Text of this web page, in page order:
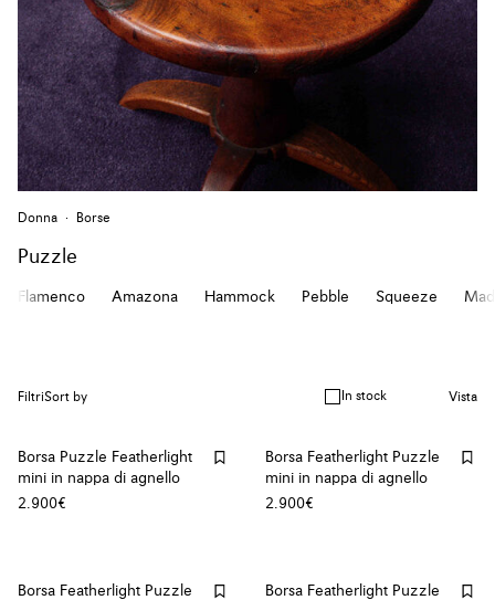
Donna Borse
Puzzle
Flamenco Amazona Hammock Pebble Squeeze
FiltriSort by In stock Vista
Borsa Puzzle Featherlight
mini in nappa di agnello
2.900€
Borsa Featherlight Puzzle
mini in nappa di agnello
2.900€
Borsa Featherlight Puzzle
Borsa Featherlight Puzzle